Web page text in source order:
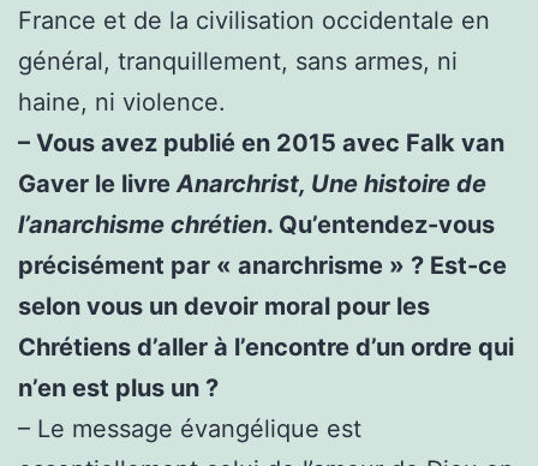
France et de la civilisation occidentale en
général, tranquillement, sans armes, ni
haine, ni violence.
– Vous avez publié en 2015 avec Falk van
Gaver le livre Anarchrist, Une histoire de
l’anarchisme chrétien. Qu’entendez-vous
précisément par « anarchrisme » ? Est-ce
selon vous un devoir moral pour les
Chrétiens d’aller à l’encontre d’un ordre qui
n’en est plus un ?
– Le message évangélique est